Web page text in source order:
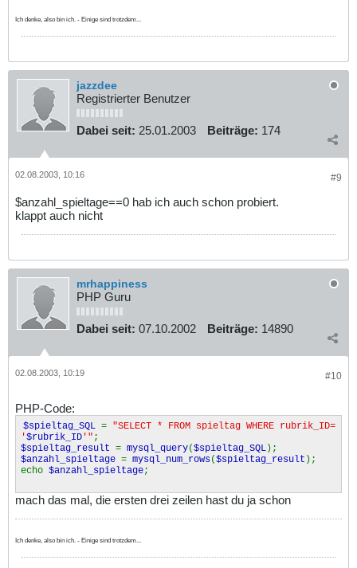
Ich denke, also bin ich. - Einige sind trotzdem...
jazzdee
Registrierter Benutzer
Dabei seit: 25.01.2003 Beiträge: 174
#9
02.08.2003, 10:16
$anzahl_spieltage==0 hab ich auch schon probiert.
klappt auch nicht
mrhappiness
PHP Guru
Dabei seit: 07.10.2002 Beiträge: 14890
#10
02.08.2003, 10:19
PHP-Code:
$spieltag_SQL = "SELECT * FROM spieltag WHERE rubrik_ID=
'$rubrik_ID '" ;
$spieltag_result = mysql_query($spieltag_SQL);
$anzahl_spieltage = mysql_num_rows($spieltag_result );
echo $anzahl_spieltage;
mach das mal, die ersten drei zeilen hast du ja schon
Ich denke, also bin ich. - Einige sind trotzdem...